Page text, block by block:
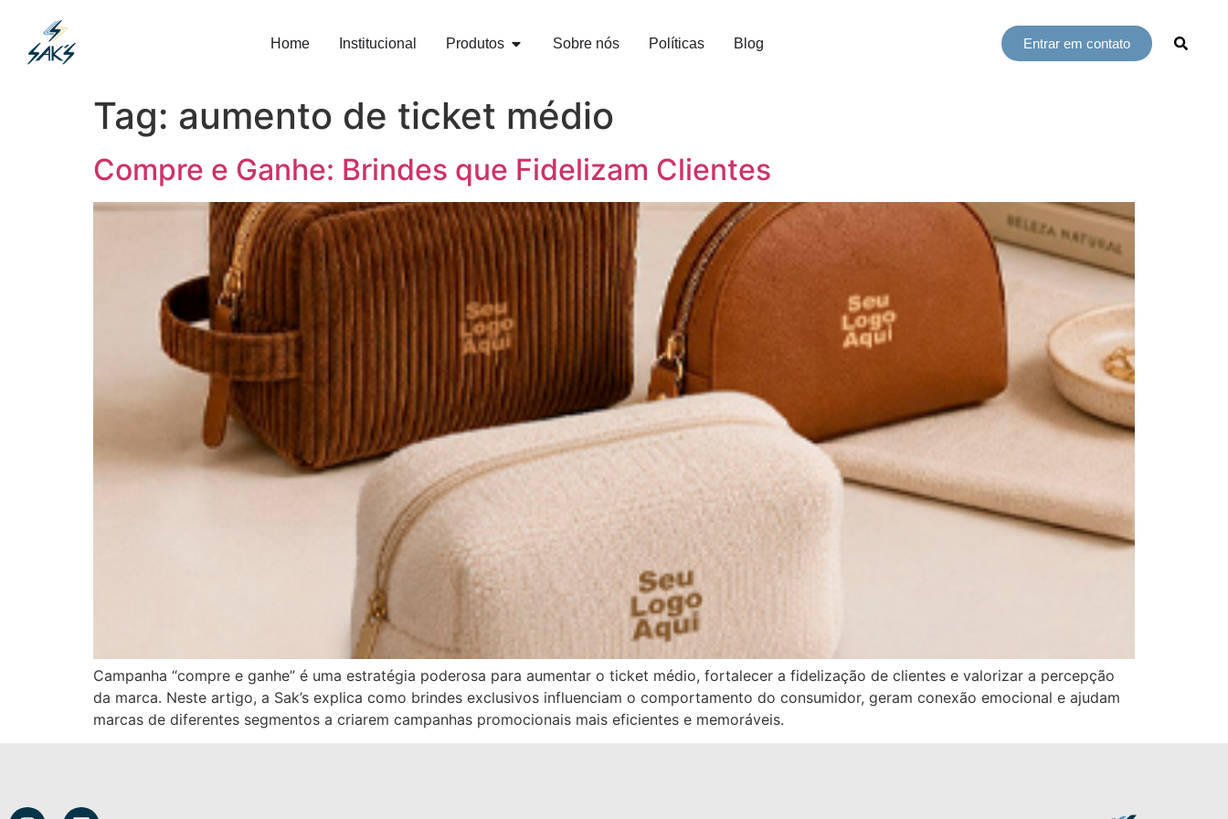
Home Institucional Produtos Sobre nós Políticas Blog Entrar em contato
Tag: aumento de ticket médio
Compre e Ganhe: Brindes que Fidelizam Clientes
Campanha “compre e ganhe” é uma estratégia poderosa para aumentar o ticket médio, fortalecer a fidelização de clientes e valorizar a percepção
da marca. Neste artigo, a Sak’s explica como brindes exclusivos influenciam o comportamento do consumidor, geram conexão emocional e ajudam
marcas de diferentes segmentos a criarem campanhas promocionais mais eficientes e memoráveis.